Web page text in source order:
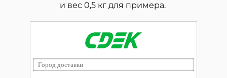
и вес 0,5 кг для примера.